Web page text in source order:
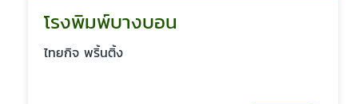
โรงพิมพ์บางบอน
ไทยกิจ พริ้นติ้ง